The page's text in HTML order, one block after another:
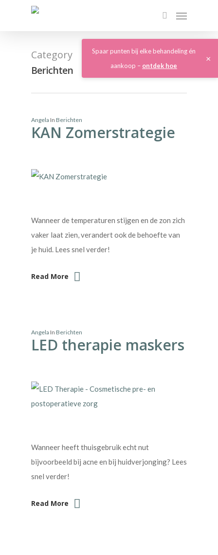
Category
Berichten
Angela In Berichten
KAN Zomerstrategie
Wanneer de temperaturen stijgen en de zon zich
vaker laat zien, verandert ook de behoefte van
je huid. Lees snel verder!
Read More
Angela In Berichten
LED therapie maskers
Wanneer heeft thuisgebruik echt nut
bijvoorbeeld bij acne en bij huidverjonging? Lees
snel verder!
Read More
Spaar punten bij elke behandeling én
aankoop – ontdek hoe
×